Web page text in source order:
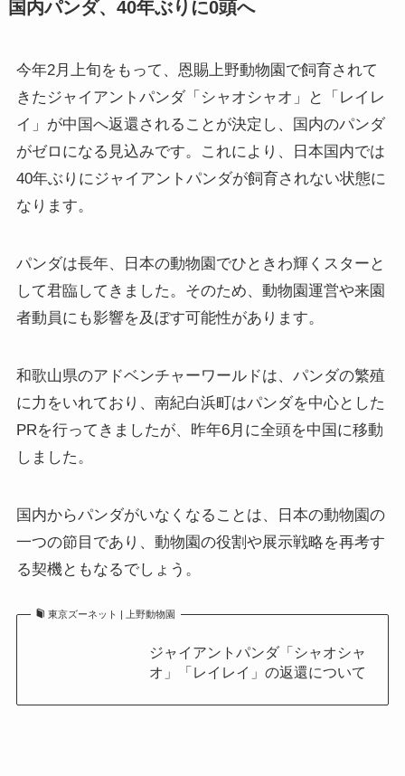
国内パンダ、40年ぶりに0頭へ
今年2月上旬をもって、恩賜上野動物園で飼育されて
きたジャイアントパンダ「シャオシャオ」と「レイレ
イ」が中国へ返還されることが決定し、国内のパンダ
がゼロになる見込みです。これにより、日本国内では
40年ぶりにジャイアントパンダが飼育されない状態に
なります。
パンダは長年、日本の動物園でひときわ輝くスターと
して君臨してきました。そのため、動物園運営や来園
者動員にも影響を及ぼす可能性があります。
和歌山県のアドベンチャーワールドは、パンダの繁殖
に力をいれており、南紀白浜町はパンダを中心とした
PRを行ってきましたが、昨年6月に全頭を中国に移動
しました。
国内からパンダがいなくなることは、日本の動物園の
一つの節目であり、動物園の役割や展示戦略を再考す
る契機ともなるでしょう。
東京ズーネット | 上野動物園
ジャイアントパンダ「シャオシャ
オ」「レイレイ」の返還について